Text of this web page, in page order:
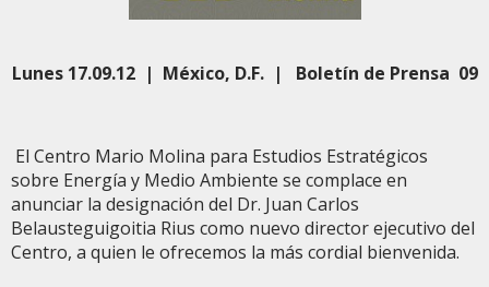
Lunes 17.09.12 | México, D.F. | Boletín de Prensa 09
El Centro Mario Molina para Estudios Estratégicos
sobre Energía y Medio Ambiente se complace en
anunciar la designación del Dr. Juan Carlos
Belausteguigoitia Rius como nuevo director ejecutivo del
Centro, a quien le ofrecemos la más cordial bienvenida.